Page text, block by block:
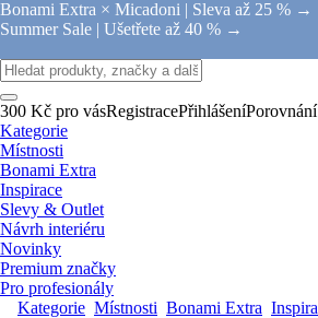
Bonami Extra × Micadoni | Sleva až 25 % →
Summer Sale | Ušetřete až 40 % →
300 Kč pro vásRegistracePřihlášeníPorovnání
Kategorie
Místnosti
Bonami Extra
Inspirace
Slevy & Outlet
Návrh interiéru
Novinky
Premium značky
Pro profesionály
Kategorie Místnosti Bonami Extra